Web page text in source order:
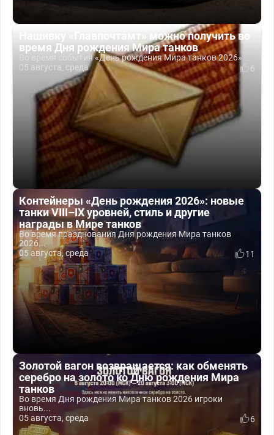
Нашивку «Главпочтамт» можно получить во
время Дня рождения Мира танков
Во время события «День рождения Мира танков 2026»...
05 августа, среда
6
Контейнеры «День рождения 2026»: новые
танки VIII–IX уровней, стиль и другие
награды в Мире танков
Во время празднования Дня рождения Мира танков
2026...
05 августа, среда
11
Золотой вагон возвращается: как обменять
серебро на золото ко Дню рождения Мира
танков
Во время Дня рождения Мира танков 2026 игроки
вновь...
05 августа, среда
6